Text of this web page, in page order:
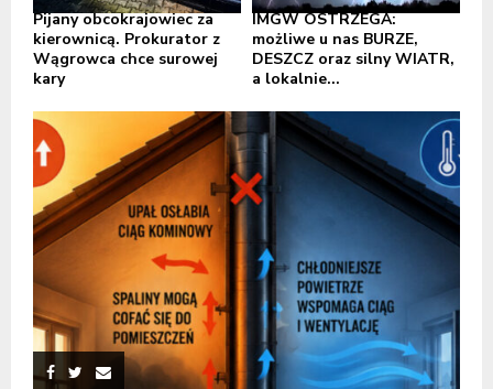
Pijany obcokrajowiec za
kierownicą. Prokurator z
Wągrowca chce surowej
kary
IMGW OSTRZEGA:
możliwe u nas BURZE,
DESZCZ oraz silny WIATR,
a lokalnie...